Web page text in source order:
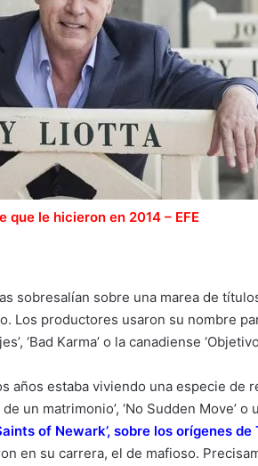
que le hicieron en 2014 – EFE
sobresalían sobre una marea de
Los productores usaron su nombre
‘Bad Karma’ o la canadiense
años estaba viviendo una especie de
un matrimonio’, ‘No Sudden Move’
of Newark’, sobre los orígenes de
en su carrera, el de mafioso.